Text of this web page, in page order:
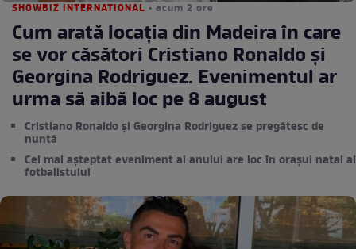
SHOWBIZ INTERNATIONAL • acum 2 ore
Cum arată locația din Madeira în care
se vor căsători Cristiano Ronaldo și
Georgina Rodriguez. Evenimentul ar
urma să aibă loc pe 8 august
Cristiano Ronaldo și Georgina Rodriguez se pregătesc de
nuntă
Cel mai așteptat eveniment al anului are loc în orașul natal al
fotbalistului